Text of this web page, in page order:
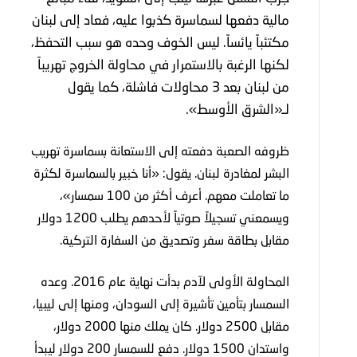
مالية دفعها لسماسرة كذبوا عليه، فعاد إلى لبنان
مكتئباً يائساً. ليس الخوف وحده هو سبب التحفظ،
لكنها الرغبة بالاستمرار في محاولة الخروج تهريباً
من لبنان بعد 3 محاولات فاشلة، كما يقول
لـ«الشرق الأوسط».
ظروفه الصعبة دفعته إلى الاستعانة بسماسرة تهريب
البشر لمغادرة لبنان. يقول: «أنا خبير بالسماسرة لكثرة
ما تعاملت معهم. أعرف أكثر من 100 سمسار»،
ويسمعني تسجيلاً صوتياً لأحدهم يطلب 1200 دولار
مقابل بطاقة سفر وتصديق من السفارة التركية.
المحاولة الأولى لآدم بدأت نهاية عام 2016. وعده
السمسار بتأمين تأشيرة إلى السودان، ومنها إلى ليبيا،
مقابل 2500 دولار. كان يملك منها 2000 دولار،
واستدان 1500 دولار. دفع للسمسار 200 دولار ليبدأ